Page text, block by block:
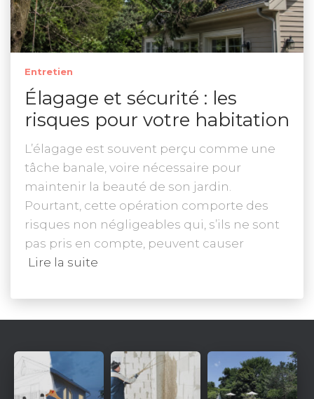
Entretien
Élagage et sécurité : les
risques pour votre habitation
L’élagage est souvent perçu comme une
tâche banale, voire nécessaire pour
maintenir la beauté de son jardin.
Pourtant, cette opération comporte des
risques non négligeables qui, s’ils ne sont
pas pris en compte, peuvent causer
Lire la suite